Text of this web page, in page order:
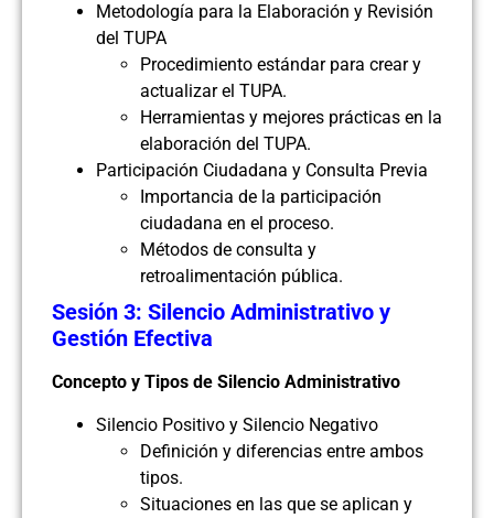
Metodología para la Elaboración y Revisión
del TUPA
Procedimiento estándar para crear y
actualizar el TUPA.
Herramientas y mejores prácticas en la
elaboración del TUPA.
Participación Ciudadana y Consulta Previa
Importancia de la participación
ciudadana en el proceso.
Métodos de consulta y
retroalimentación pública.
Sesión 3: Silencio Administrativo y
Gestión Efectiva
Concepto y Tipos de Silencio Administrativo
Silencio Positivo y Silencio Negativo
Definición y diferencias entre ambos
tipos.
Situaciones en las que se aplican y